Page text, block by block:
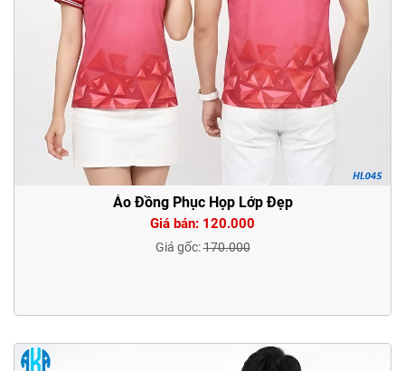
Áo Đồng Phục Họp Lớp Đẹp
Giá bán: 120.000
Giá gốc:170.000